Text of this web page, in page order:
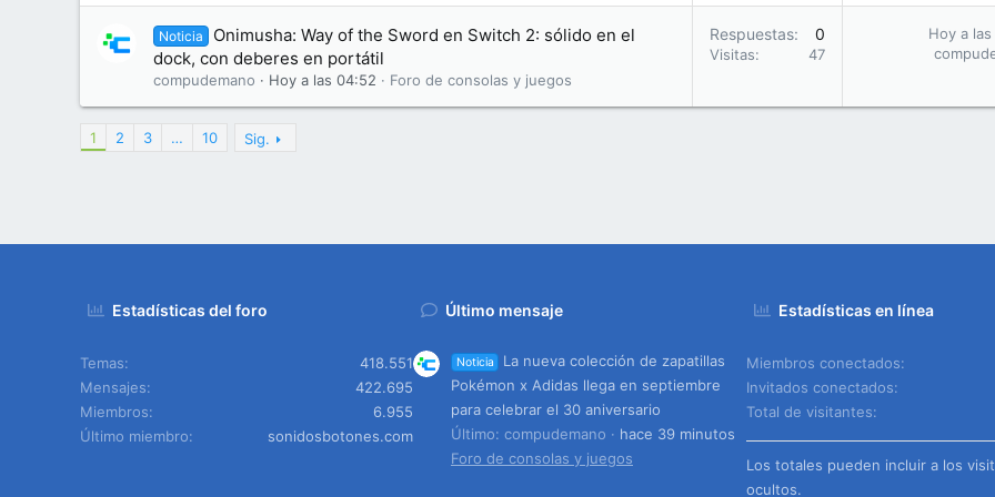
Noticia
Onimusha: Way of the Sword en Switch 2: sólido en el
dock, con deberes en portátil
compudemano Hoy a las 04:52 Foro de consolas y juegos
Respuestas 0
Visitas 47
Hoy a
1 2 3 … 10 Sig.
Estadísticas del foro
Temas
418.551
Mensajes
422.695
Miembros
6.955
Último miembro
sonidosbotones.com
Último mensaje
Noticia
La nueva colección de zapatillas
Pokémon x Adidas llega en septiembre
para celebrar el 30 aniversario
Último: compudemano
hace 39 minutos
Foro de consolas y juegos
Estadísticas en línea
Miembros conectados
Invitados conectados
Total de visitantes
Los totales pueden incluir a los
ocultos.